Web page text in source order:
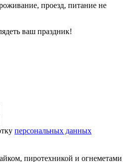
проезд, питание не
ваш праздник!
персональных данных
пиротехникой и огнеметами